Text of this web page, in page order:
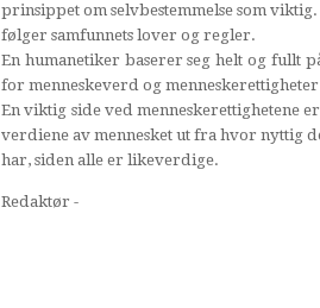
prinsippet om selvbestemmelse som
følger samfunnets lover og regler.
En humanetiker baserer seg helt og fullt
for menneskeverd og
En viktig side ved menneskerettighetene
verdiene av mennesket ut fra hvor nyttig
har, siden alle er likeverdige.
Redaktør -